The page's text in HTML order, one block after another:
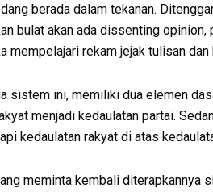
berada dalam tekanan.
bulat akan ada dissenting opinion,
mempelajari rekam jejak tulisan
sistem ini, memiliki dua elemen
menjadi kedaulatan partai.
kedaulatan rakyat di atas
meminta kembali